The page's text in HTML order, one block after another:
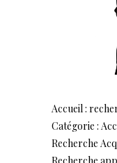
Accueil :
Catégorie :
Recherche
Recherche